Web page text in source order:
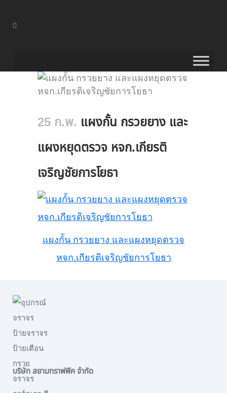
25 ก.พ. แผงกั้น กรวยยาง และ
แผงหยุดตรวจ หจก.เกียรติ
เจริญชัยการโยธา
แผงกั้น กรวยยาง และแผงหยุดตรวจ
หจก.เกียรติเจริญชัยการโยธา
บริษัท สยามทราฟฟิค จำกัด